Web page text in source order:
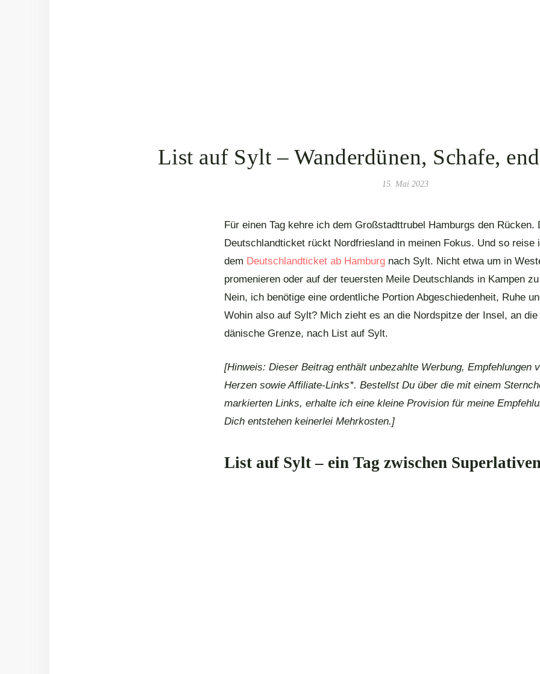
List auf Sylt – Wanderdünen, Schafe,
15. Mai 2023
Für einen Tag kehre ich dem Großstadttrubel Hamburgs den Rücken.
Deutschlandticket rückt Nordfriesland in meinen Fokus. Und so reise
dem Deutschlandticket ab Hamburg nach Sylt. Nicht etwa um in
promenieren oder auf der teuersten Meile Deutschlands in Kampen
Nein, ich benötige eine ordentliche Portion Abgeschiedenheit, Ruhe
Wohin also auf Sylt? Mich zieht es an die Nordspitze der Insel, an
dänische Grenze, nach List auf Sylt.
[Hinweis: Dieser Beitrag enthält unbezahlte Werbung, Empfehlungen
Herzen sowie Affiliate-Links*. Bestellst Du über die mit einem
markierten Links, erhalte ich eine kleine Provision für meine
Dich entstehen keinerlei Mehrkosten.]
List auf Sylt – ein Tag zwischen